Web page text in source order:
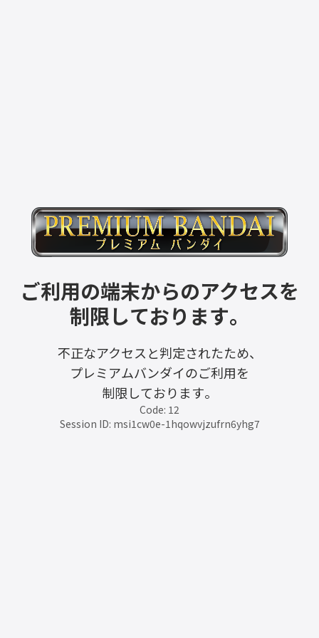
ご利用の端末からのアクセスを
制限しております。
不正なアクセスと判定されたため、
プレミアムバンダイのご利用を
制限しております。
Code: 12
Session ID: msi1cw0e-1hqowvjzufrn6yhg7